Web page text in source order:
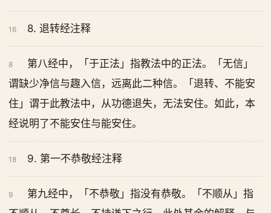
16 8. 退转经注释
8
第八经中，「于正法」指教法中的正法。「无信」
谓缺少净信与趣入信，远离此二种信。「退转、不能安
住」谓于此教法中，从功德退失，无法安住。如此，本
经说明了不能安住与能安住。
18 9. 第一不恭敬经注释
9
第九经中，「不恭敬」指没有恭敬。「不顺从」指